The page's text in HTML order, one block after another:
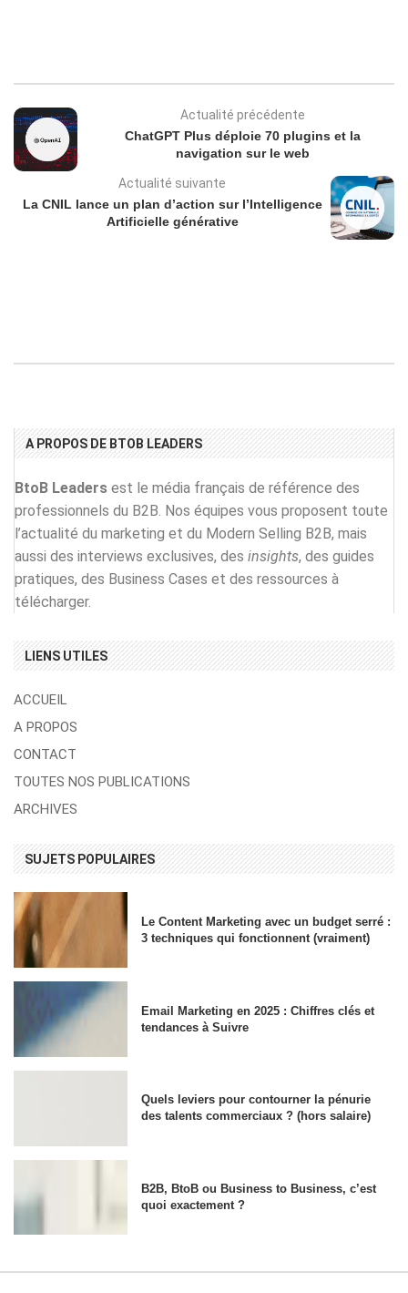
Actualité précédente
ChatGPT Plus déploie 70 plugins et la
navigation sur le web
Actualité suivante
La CNIL lance un plan d’action sur l’Intelligence
Artificielle générative
A PROPOS DE BTOB LEADERS
BtoB Leaders est le média français de référence des
professionnels du B2B. Nos équipes vous proposent toute
l’actualité du marketing et du Modern Selling B2B, mais
aussi des interviews exclusives, des insights, des guides
pratiques, des Business Cases et des ressources à
télécharger.
LIENS UTILES
ACCUEIL
A PROPOS
CONTACT
TOUTES NOS PUBLICATIONS
ARCHIVES
SUJETS POPULAIRES
Le Content Marketing avec un budget serré :
3 techniques qui fonctionnent (vraiment)
Email Marketing en 2025 : Chiffres clés et
tendances à Suivre
Quels leviers pour contourner la pénurie
des talents commerciaux ? (hors salaire)
B2B, BtoB ou Business to Business, c’est
quoi exactement ?